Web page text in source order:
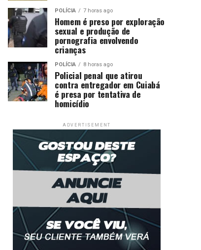
POLÍCIA 7 horas ago
Homem é preso por exploração
sexual e produção de
pornografia envolvendo
crianças
POLÍCIA 8 horas ago
Policial penal que atirou
contra entregador em Cuiabá
é presa por tentativa de
homicídio
ADVERTISEMENT